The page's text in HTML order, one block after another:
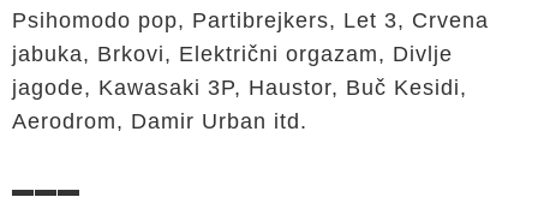
Psihomodo pop, Partibrejkers, Let 3, Crvena
jabuka, Brkovi, Električni orgazam, Divlje
jagode, Kawasaki 3P, Haustor, Buč Kesidi,
Aerodrom, Damir Urban itd.
▬▬▬